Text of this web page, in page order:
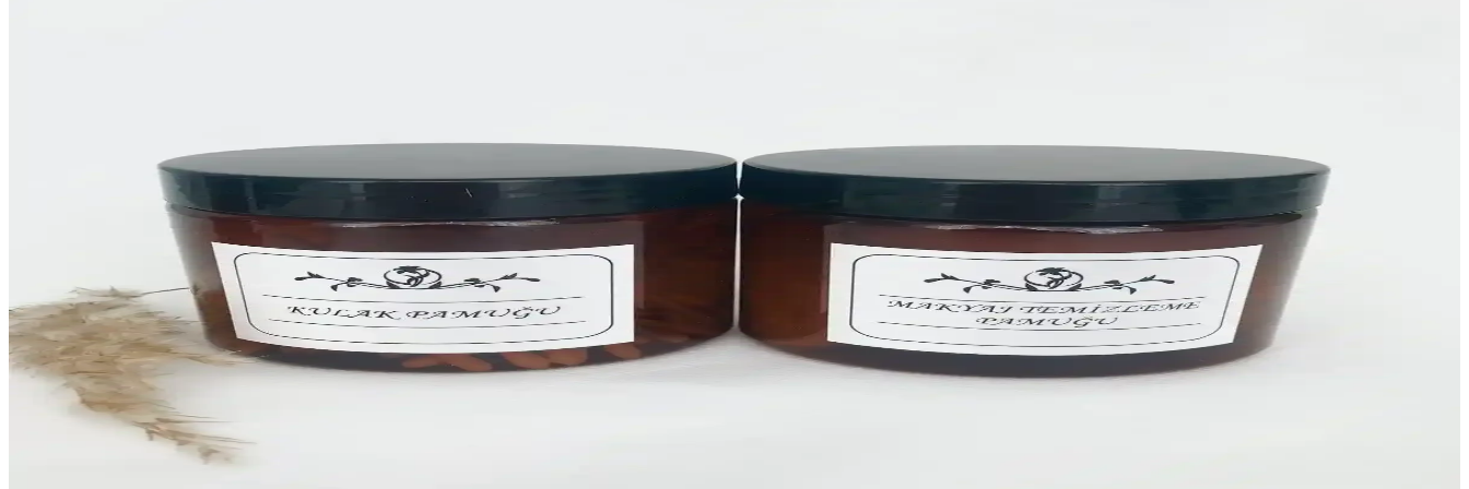
LALEZEN HOME Beyaz Stantlı Çiçekli Sıvı Şişe 500 ml Mutfak Düzeni ve Saklama Çözümü
LALEZEN HOME'un 500 ml şeffaf, dayanıklı plastik şişesi, mutfakta sıvıların düzenli saklanması ve kullanımı için ideal, estetik ve pratik bir çözümdür.
Vienev Foly Etiketli Kare Gıda Saklama Kabı Seti ile Mutfakta Düzen ve Fonksiyonellik
Vienev Foly Etiketli Kare Gıda Saklama Kabı Seti, çeşitli boyutlarda, şık tasarımıyla mutfakta düzen ve hijyen sağlar, uzun ömürlü, pratik ve estetik çözümler sunar.
Tanex OFC-120 Beyaz Ofis Etiketi: Dayanıklı ve Şık Belge Düzenleme Çözümü
Tanex OFC-120 beyaz ofis etiketi, dayanıklı ve şık tasarımıyla belge ve dosya düzenlemede ideal, gıda temas sembolü ve yüksek kullanıcı memnuniyetiyle ofis ihtiyaçlarınıza çözüm sunar.
Kitchen Life 6'lı Etiketli Dikdörtgen Erzak Saklama Kabı Seti 2000ml - Dayanıklı ve Pratik
Kitchen Life 6'lı etiketli dikdörtgen erzak saklama kabı seti, dayanıklı plastikten üretilmiş, sızdırmaz kapakları ve pratik etiketleriyle mutfakta hijyen ve düzen sağlar.